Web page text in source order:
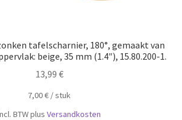
tafelscharnier, 180°, gemaakt van
beige, 35 mm (1.4″), 15.80.200-1.
13,99 €
7,00€ /​​stuk
BTWplus Versandkosten